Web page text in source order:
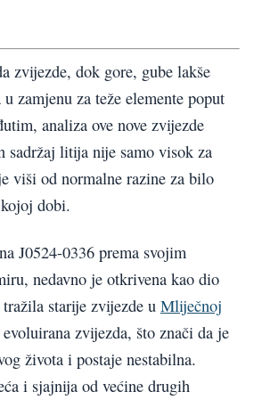
zvijezde, dok gore, gube lakše
zamjenu za teže elemente poput
analiza ove nove zvijezde
sadržaj litija nije samo visok za
viši od normalne razine za bilo
dobi.
J0524-0336 prema svojim
nedavno je otkrivena kao dio
starije zvijezde u Mliječnoj
zvijezda, što znači da je
života i postaje nestabilna.
i sjajnija od većine drugih